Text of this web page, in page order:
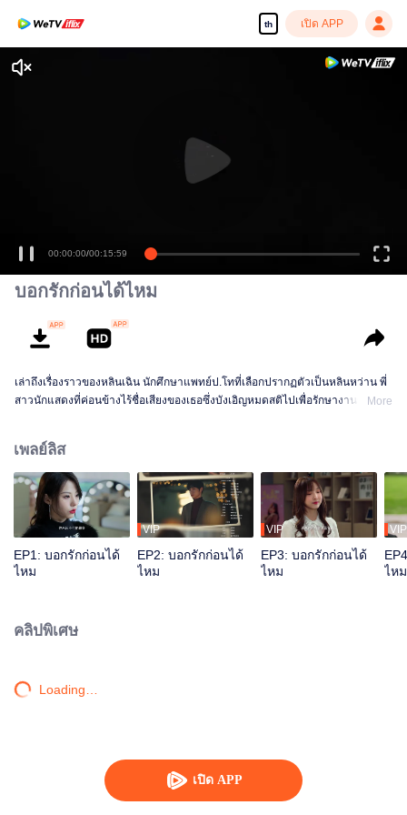
th เปิด APP
เปิด APP
00:00:00/00:15:59
บอกรักก่อนได้ไหม
เล่าถึงเรื่องราวของหลินเฉิน นักศึกษาแพทย์ป.โทที่เลือกปรากฏตัวเป็นหลินหว่าน พี่
สาวนักแสดงที่ค่อนข้างไร้ชื่อเสียงของเธอซึ่งบังเอิญหมดสติไปเพื่อรักษางานของเธอ
More
เพลย์ลิส
EP1: บอกรักก่อนได้
ไหม
VIP
EP2: บอกรักก่อนได้
ไหม
VIP
EP3: บอกรักก่อนได้
ไหม
VIP
ไหม
คลิปพิเศษ
Loading…